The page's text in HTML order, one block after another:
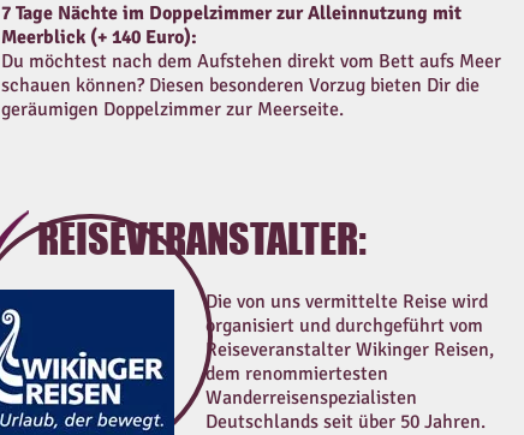
7 Tage Nächte im Doppelzimmer zur Alleinnutzung mit
Meerblick (+ 140 Euro):
Du möchtest nach dem Aufstehen direkt vom Bett aufs Meer
schauen können? Diesen besonderen Vorzug bieten Dir die
geräumigen Doppelzimmer zur Meerseite.
REISEVERANSTALTER:
Die von uns vermittelte Reise wird
organisiert und durchgeführt vom
Reiseveranstalter Wikinger Reisen,
dem renommiertesten
Wanderreisenspezialisten
Deutschlands seit über 50 Jahren.